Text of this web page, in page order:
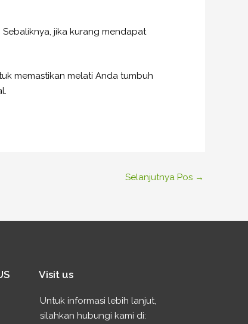
jika kurang mendapat
memastikan melati Anda tumbuh
Selanjutnya Pos →
Visit us
Untuk informasi lebih lanjut,
silahkan hubungi kami di: